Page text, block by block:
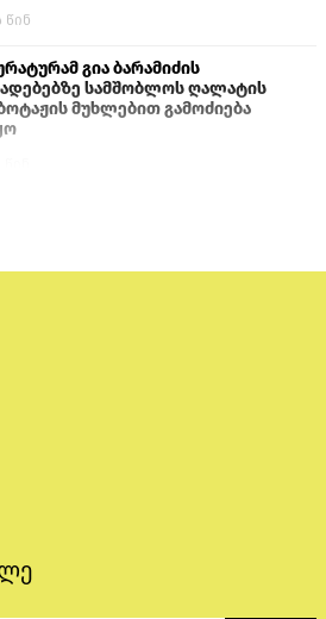
წინ
გია ბარამიძის
სამშობლოს ღალატის
მუხლებით გამოძიება
ქოლცენტრში
დანაშაულებრივ